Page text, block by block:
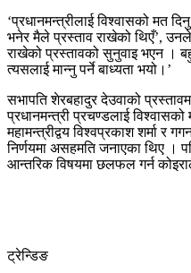
‘प्रधानमन्त्रीलाई विश्वासको मत
भनेर मैले प्रस्ताव राखेको थिएँ’,
राखेको प्रस्तावको सुनुवाइ भएन ।
त्यसलाई मान्नु पर्ने बाध्यता भयो।’
सभापति शेरबहादुर देउवाको
प्रधानमन्त्री प्रचण्डलाई
महामन्त्रीद्वय विश्वप्रकाश शर्मा र
निर्णयमा असहमति जनाएका थिए ।
आन्तरिक विषयमा छलफल गर्न
ट्रेन्डिङ